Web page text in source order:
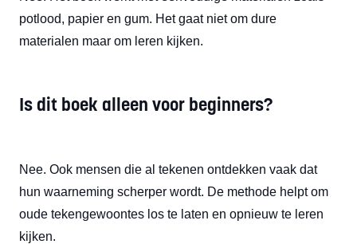
potlood, papier en gum. Het gaat niet om dure
materialen maar om leren kijken.
Is dit boek alleen voor beginners?
Nee. Ook mensen die al tekenen ontdekken vaak dat
hun waarneming scherper wordt. De methode helpt om
oude tekengewoontes los te laten en opnieuw te leren
kijken.